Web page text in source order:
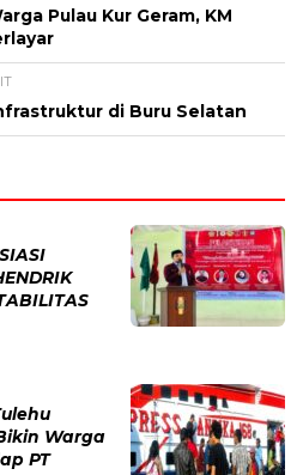
Pulau Kur Geram, KM
di Buru Selatan
Warga
PT